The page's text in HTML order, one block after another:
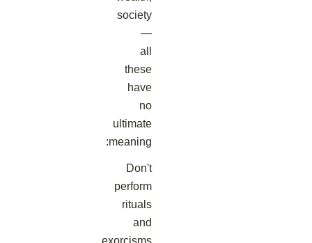
society
—
all
these
have
no
ultimate
meaning:
Don't
perform
rituals
and
exorcisms